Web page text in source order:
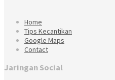
Home
Tips Kecantikan
Google Maps
Contact
Jaringan Social